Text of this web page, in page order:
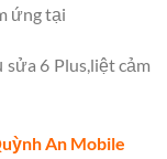
ứng tại
sửa 6 Plus,liệt cảm
An Mobile